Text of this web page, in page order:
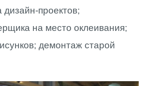
дизайн-проектов;
на место оклеивания;
демонтаж старой